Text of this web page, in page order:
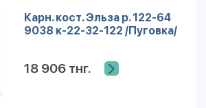
Карн. кост. Эльза р. 122-64
9038 к-22-32-122 /Пуговка/
18 906 тнг.